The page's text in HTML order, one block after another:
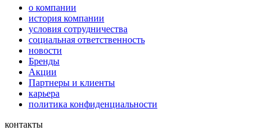
о компании
история компании
условия сотрудничества
социальная ответственность
новости
Бренды
Акции
Партнеры и клиенты
карьера
политика конфиденциальности
контакты